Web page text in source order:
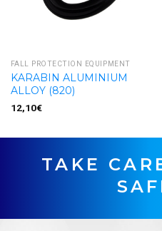
FALL PROTECTION EQUIPMENT
KARABIN ALUMINIUM
ALLOY (820)
12,10€
TAKE